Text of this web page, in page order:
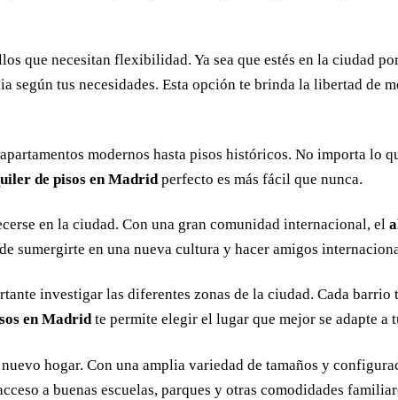
que necesitan flexibilidad. Ya sea que estés en la ciudad
según tus necesidades. Esta opción te brinda la libertad de
modernos hasta pisos históricos. No importa lo
de pisos en Madridperfecto es más fácil que nunca.
en la ciudad. Con una gran comunidad internacional, el
sumergirte en una nueva cultura y hacer amigos
investigar las diferentes zonas de la ciudad. Cada
en Madridte permite elegir el lugar que mejor se adapte a
hogar. Con una amplia variedad de tamaños y
a buenas escuelas, parques y otras comodidades